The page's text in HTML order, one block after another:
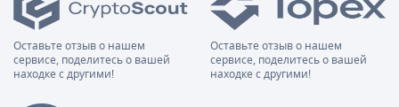
Оставьте отзыв о нашем
сервисе, поделитесь о вашей
находке с другими!
Оставьте отзыв о нашем
сервисе, поделитесь о вашей
находке с другими!